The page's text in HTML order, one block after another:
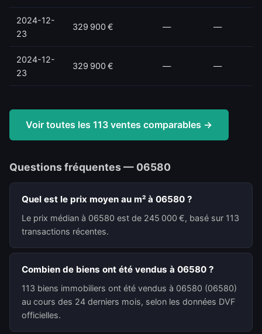
2024-12-
23
329 900 € — —
2024-12-
23
329 900 € — —
Voir toutes les 113 ventes comparables →
Questions fréquentes — 06580
Quel est le prix moyen au m² à 06580 ?
Le prix médian à 06580 est de 245 000 €, basé sur 113
transactions récentes.
Combien de biens ont été vendus à 06580 ?
113 biens immobiliers ont été vendus à 06580 (06580)
au cours des 24 derniers mois, selon les données DVF
officielles.